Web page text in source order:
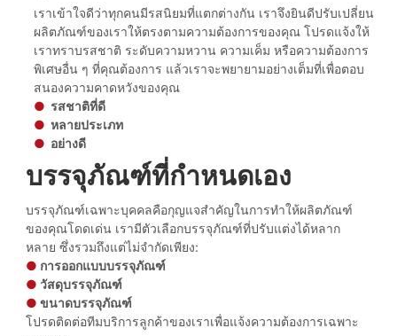
เราเข้าใจดีว่าทุกคนมีรสนิยมที่แตกต่างกัน เราจึงยินดีปรับเปลี่ยน
ผลิตภัณฑ์ของเราให้ตรงตามความต้องการของคุณ โปรดแจ้งให้
เราทราบรสชาติ ระดับความหวาน ความเค็ม หรือความต้องการ
พิเศษอื่น ๆ ที่คุณต้องการ แล้วเราจะพยายามอย่างเต็มที่เพื่อตอบ
สนองความคาดหวังของคุณ
● รสชาติที่ดี
● หลายประเภท
● อย่างดี
บรรจุภัณฑ์ที่กำหนดเอง
บรรจุภัณฑ์เฉพาะบุคคลคือกุญแจสำคัญในการทำให้ผลิตภัณฑ์
ของคุณโดดเด่น เรามีตัวเลือกบรรจุภัณฑ์ที่ปรับแต่งได้หลาก
หลาย ซึ่งรวมถึงแต่ไม่จำกัดเพียง:
● การออกแบบบรรจุภัณฑ์
●วัสดุบรรจุภัณฑ์
●ขนาดบรรจุภัณฑ์
โปรดติดต่อทีมบริการลูกค้าของเราเพื่อแจ้งความต้องการเฉพาะ